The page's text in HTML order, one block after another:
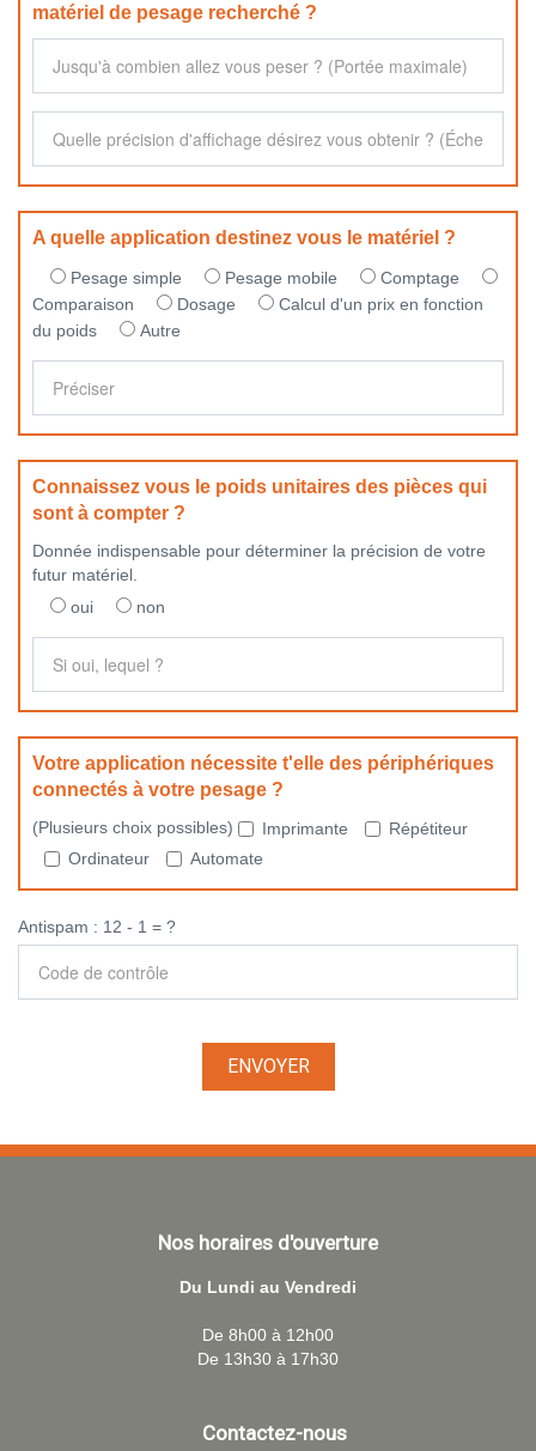
matériel de pesage recherché ?
A quelle application destinez vous le matériel ?
Pesage simple Pesage mobile
Comptage
Comparaison
Dosage
Calcul d'un prix en fonction
du poids
Autre
Connaissez vous le poids unitaires des pièces qui
sont à compter ?
Donnée indispensable pour déterminer la précision de votre
futur matériel.
oui
non
Votre application nécessite t'elle des périphériques
connectés à votre pesage ?
(Plusieurs choix possibles) Imprimante
Répétiteur
Ordinateur
Automate
Antispam : 12 - 1 = ?
Nos horaires d'ouverture
Du Lundi au Vendredi
De 8h00 à 12h00
De 13h30 à 17h30
Contactez-nous